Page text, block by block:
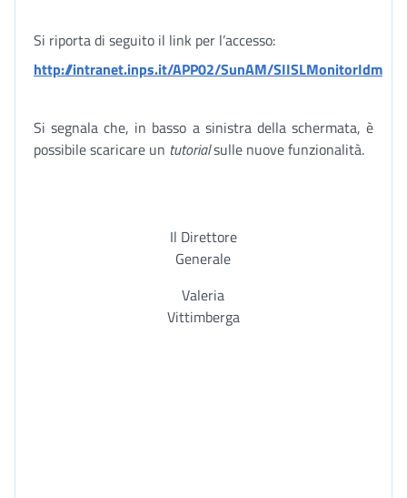
Si riporta di seguito il link per l’accesso:
http://intranet.inps.it/APP02/SunAM/SIISLMonitorIdm
Si segnala che, in basso a sinistra della schermata, è
possibile scaricare un tutorialsulle nuove funzionalità.
Il Direttore
Generale
Valeria
Vittimberga